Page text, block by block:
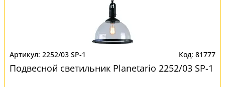
2252/03 SP-1 81777
Подвесной светильник Planetario 2252/03 SP-1